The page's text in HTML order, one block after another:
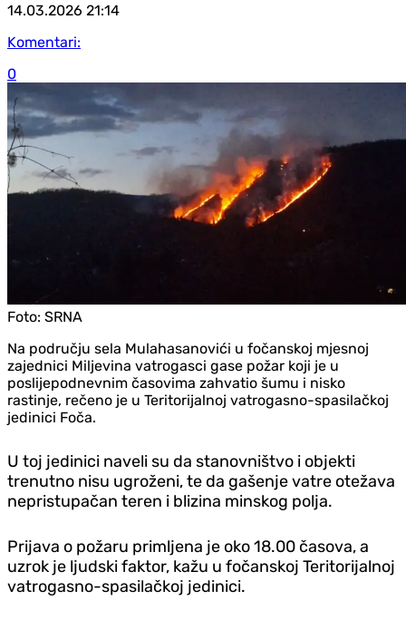
14.03.2026 21:14
Komentari:
0
Foto: SRNA
Na području sela Mulahasanovići u fočanskoj mjesnoj
zajednici Miljevina vatrogasci gase požar koji je u
poslijepodnevnim časovima zahvatio šumu i nisko
rastinje, rečeno je u Teritorijalnoj vatrogasno-spasilačkoj
jedinici Foča.
U toj jedinici naveli su da stanovništvo i objekti
trenutno nisu ugroženi, te da gašenje vatre otežava
nepristupačan teren i blizina minskog polja.
Prijava o požaru primljena je oko 18.00 časova, a
uzrok je ljudski faktor, kažu u fočanskoj Teritorijalnoj
vatrogasno-spasilačkoj jedinici.